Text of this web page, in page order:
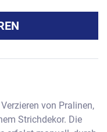
von Pralinen,
Strichdekor. Die